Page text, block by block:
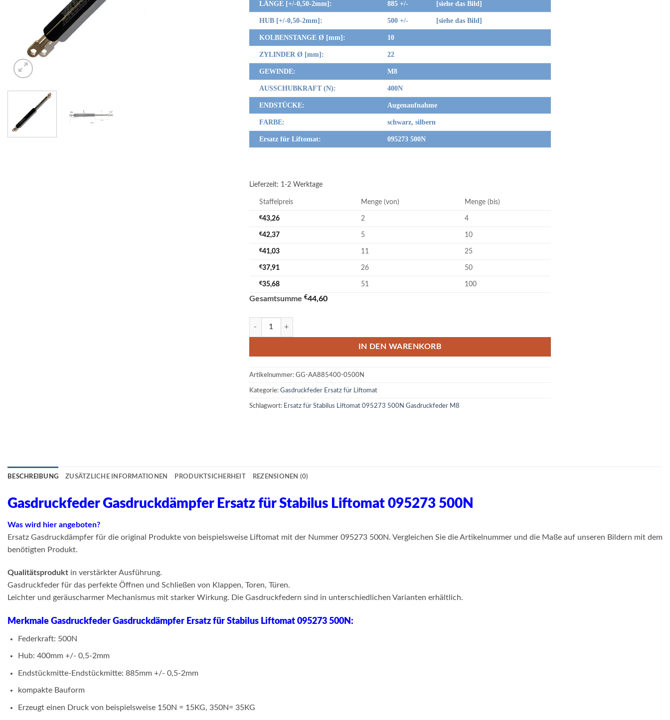
LÄNGE [+/-0,50-2mm]: 885 +/- [siehe das Bild]
HUB [+/-0,50-2mm]: 500 +/- [siehe das Bild]
KOLBENSTANGE Ø [mm]: 10
ZYLINDER Ø [mm]: 22
GEWINDE: M8
AUSSCHUBKRAFT (N): 400N
ENDSTÜCKE: Augenaufnahme
FARBE: schwarz, silbern
Ersatz für Liftomat: 095273 500N
Lieferzeit: 1-2 Werktage
Staffelpreis Menge (von) Menge (bis)
€43,26 2 4
€42,37 5 10
€41,03 11 25
€37,91 26 50
€35,68 51 100
Gesamtsumme €44,60
Ersatz für Stabilus Liftomat 095273 500N Gasdruckfeder M8 Menge
IN DEN WARENKORB
Artikelnummer: GG-AA885400-0500N
Kategorie: Gasdruckfeder Ersatz für Liftomat
Schlagwort: Ersatz für Stabilus Liftomat 095273 500N Gasdruckfeder M8
BESCHREIBUNG ZUSÄTZLICHE INFORMATIONEN PRODUKTSICHERHEIT REZENSIONEN (0)
Gasdruckfeder Gasdruckdämpfer Ersatz für Stabilus Liftomat 095273 500N
Was wird hier angeboten?
Ersatz Gasdruckdämpfer für die original Produkte von beispielsweise Liftomat mit der Nummer 095273 500N. Vergleichen Sie die Artikelnummer und die Maße auf unseren Bildern mit dem
benötigten Produkt.
Qualitätsprodukt in verstärkter Ausführung.
Gasdruckfeder für das perfekte Öffnen und Schließen von Klappen, Toren, Türen.
Leichter und geräuscharmer Mechanismus mit starker Wirkung. Die Gasdruckfedern sind in unterschiedlichen Varianten erhältlich.
Merkmale Gasdruckfeder Gasdruckdämpfer Ersatz für Stabilus Liftomat 095273 500N:
Federkraft: 500N
Hub: 400mm +/- 0,5-2mm
Endstückmitte-Endstückmitte: 885mm +/- 0,5-2mm
kompakte Bauform
Erzeugt einen Druck von beispielsweise 150N = 15KG, 350N= 35KG